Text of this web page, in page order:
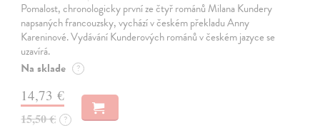
Pomalost, chronologicky první ze čtyř románů Milana Kundery
napsaných francouzsky, vychází v českém překladu Anny
Kareninové. Vydávání Kunderových románů v českém jazyce se
uzavírá.
Na sklade ?
14,73 €
15,50 € ?